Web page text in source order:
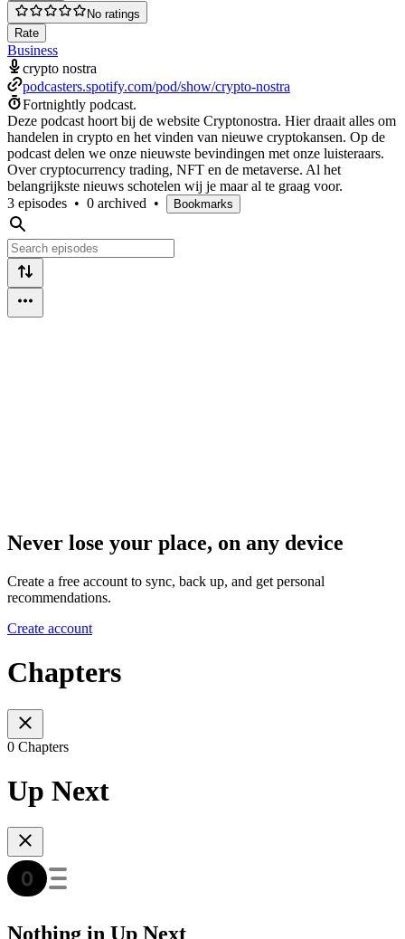
No ratings
Rate
Business
crypto nostra
podcasters.spotify.com/pod/show/crypto-nostra
Fortnightly podcast.
Deze podcast hoort bij de website Cryptonostra. Hier draait alles om
handelen in crypto en het vinden van nieuwe cryptokansen. Op de
podcast delen we onze nieuwste bevindingen met onze luisteraars.
Over cryptocurrency trading, NFT en de metaverse. Al het
belangrijkste nieuws schotelen wij je maar al te graag voor.
3 episodes • 0 archived • Bookmarks
Never lose your place, on any device
Create a free account to sync, back up, and get personal
recommendations.
Create account
Chapters
0 Chapters
Up Next
Nothing in Up Next